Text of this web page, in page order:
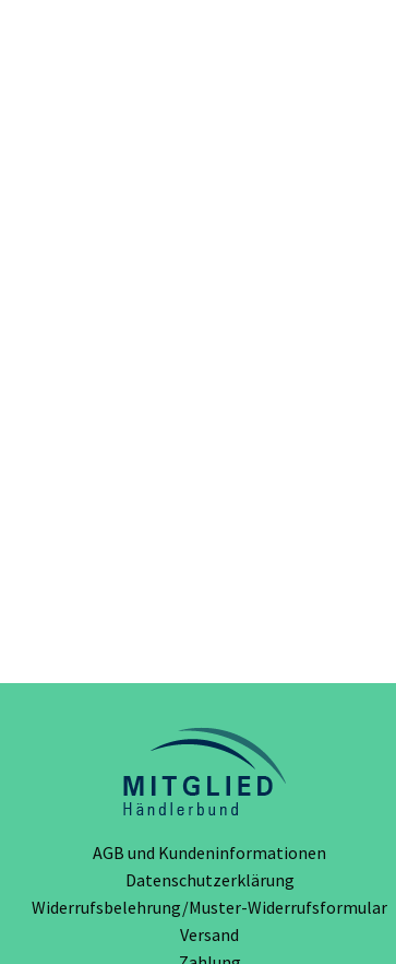
AGB und Kundeninformationen
Datenschutzerklärung
Widerrufsbelehrung/Muster-Widerrufsformular
Versand